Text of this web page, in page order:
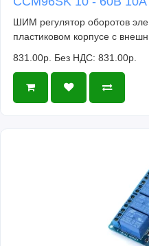
ШИМ регулятор оборотов
пластиковом корпусе с
831.00р. Без НДС: 831.00р.